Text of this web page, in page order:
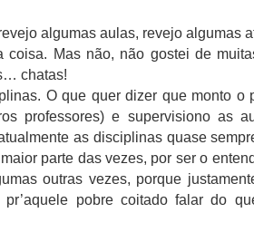
algumas aulas, revejo algumas
coisa. Mas não, não gostei de
chatas!
O que quer dizer que monto o
professores) e supervisiono as
as disciplinas quase
parte das vezes, por ser o
outras vezes, porque
pr’aquele pobre coitado falar do